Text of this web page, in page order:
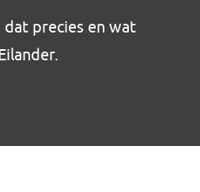
dat precies en wat